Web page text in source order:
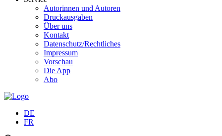
Autorinnen und Autoren
Druckausgaben
Über uns
Kontakt
Datenschutz/Rechtliches
Impressum
Vorschau
Die App
Abo
DE
FR